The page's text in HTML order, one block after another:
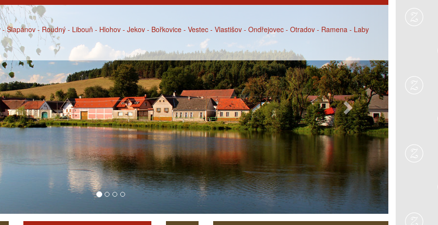
Next
- Šlapánov - Roudný - Libouň - Hlohov - Jekov - Bořkovice - Vestec - Vlastišov - Ondřejovec - Otradov - Ramena - Laby